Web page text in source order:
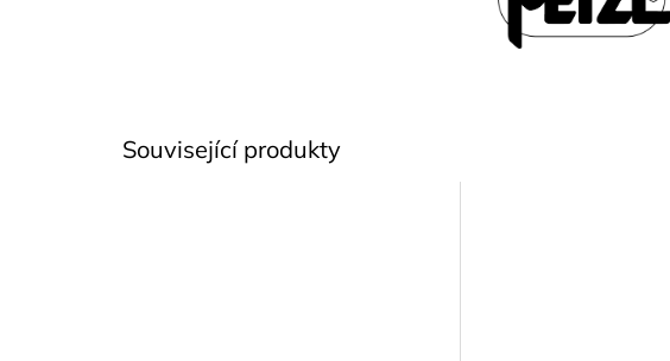
Související produkty